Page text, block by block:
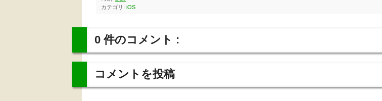
カテゴリ: iOS
0 件のコメント :
コメントを投稿